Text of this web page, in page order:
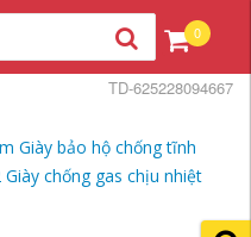
0
Giày bảo hộ chống tĩnh
chống gas chịu nhiệt
TD-625228094667